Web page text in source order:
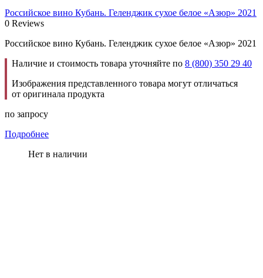
Российское вино Кубань. Геленджик сухое белое «Азюр» 2021
0 Reviews
Российское вино Кубань. Геленджик сухое белое «Азюр» 2021
Наличие и стоимость товара уточняйте по 8 (800) 350 29 40
Изображения представленного товара могут отличаться
от оригинала продукта
по запросу
Подробнее
Нет в наличии